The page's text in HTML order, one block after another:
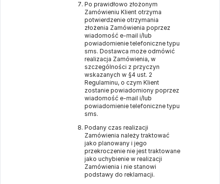
Po prawidłowo złożonym
Zamówieniu Klient otrzyma
potwierdzenie otrzymania
złożenia Zamówienia poprzez
wiadomość e-mail i/lub
powiadomienie telefoniczne typu
sms. Dostawca może odmówić
realizacja Zamówienia, w
szczególności z przyczyn
wskazanych w §4 ust. 2
Regulaminu, o czym Klient
zostanie powiadomiony poprzez
wiadomość e-mail i/lub
powiadomienie telefoniczne typu
sms.
Podany czas realizacji
Zamówienia należy traktować
jako planowany i jego
przekroczenie nie jest traktowane
jako uchybienie w realizacji
Zamówienia i nie stanowi
podstawy do reklamacji.